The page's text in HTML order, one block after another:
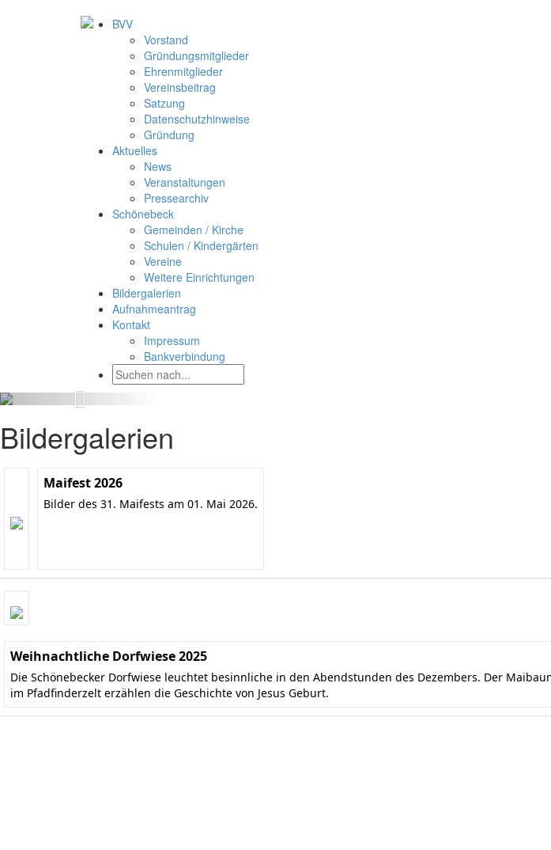
BVV
Vorstand
Gründungsmitglieder
Ehrenmitglieder
Vereinsbeitrag
Satzung
Datenschutzhinweise
Gründung
Aktuelles
News
Veranstaltungen
Pressearchiv
Schönebeck
Gemeinden / Kirche
Schulen / Kindergärten
Vereine
Weitere Einrichtungen
Bildergalerien
Aufnahmeantrag
Kontakt
Impressum
Bankverbindung
Bildergalerien
Maifest 2026
Bilder des 31. Maifests am 01. Mai 2026.
Weihnachtliche Dorfwiese 2025
Die Schönebecker Dorfwiese leuchtet besinnliche in den Abendstunden des Dezembers. Der
im Pfadfinderzelt erzählen die Geschichte von Jesus Geburt.